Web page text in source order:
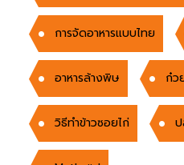
การจัดอาหารแบบไทย
อาหารล้างพิษ ก๋ว
วิธีทำข้าวซอยไก่